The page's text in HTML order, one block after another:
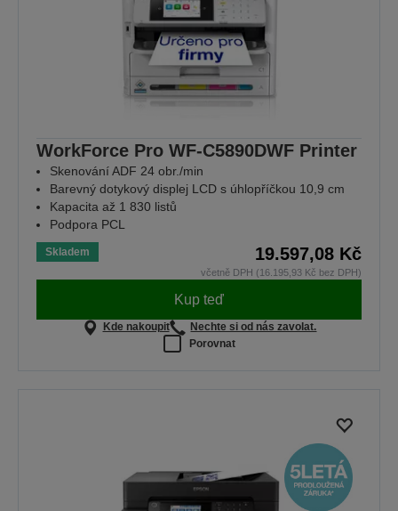
WorkForce Pro WF-C5890DWF Printer
Skenování ADF 24 obr./min
Barevný dotykový displej LCD s úhlopříčkou 10,9 cm
Kapacita až 1 830 listů
Podpora PCL
Skladem 19.597,08 Kč
včetně DPH (16.195,93 Kč bez DPH)
Kup teď
Kde nakoupit
Nechte si od nás zavolat.
Porovnat